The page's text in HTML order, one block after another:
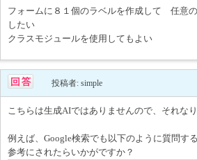
フォームに８１個のラベルを作成して 任意
したい
クラスモジュールを使用してもよい
投稿者: simple
こちらは生成AIではありませんので、それな
例えば、Google検索でも以下のように質問す
参考にされたらいかがですか？